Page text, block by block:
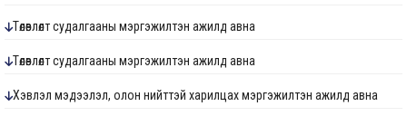
Төлөвлөлт судалгааны мэргэжилтэн ажилд авна
Төлөвлөлт судалгааны мэргэжилтэн ажилд авна
Хэвлэл мэдээлэл, олон нийттэй харилцах мэргэжилтэн ажилд авна